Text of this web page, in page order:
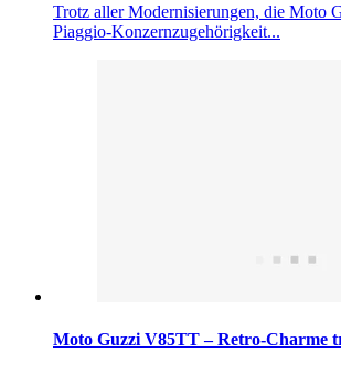
Trotz aller Modernisierungen, die Moto
Piaggio-Konzernzugehörigkeit...
Moto Guzzi V85TT – Retro-Charme